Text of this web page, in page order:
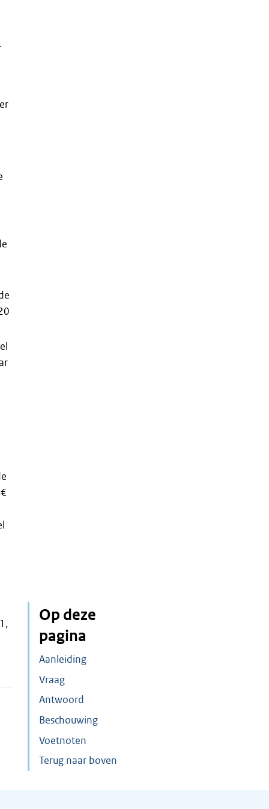
Op deze
pagina
Aanleiding
Vraag
Antwoord
Beschouwing
Voetnoten
Terug naar boven